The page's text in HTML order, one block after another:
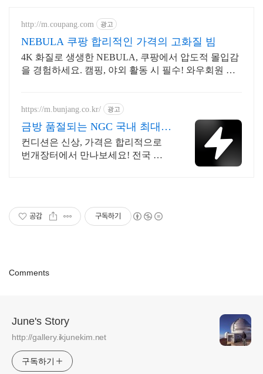
http://m.coupang.com 광고
NEBULA 쿠팡 합리적인 가격의 고화질 빔
4K 화질로 생생한 NEBULA, 쿠팡에서 압도적 몰입감
을 경험하세요. 캠핑, 야외 활동 시 필수! 와우회원 무
https://m.bunjang.co.kr/ 광고
금방 품절되는 NGC 국내 최대
브랜드 중고거래
컨디션은 신상, 가격은 합리적으로
번개장터에서 만나보세요! 전국 각
공감 구독하기
Comments
June's Story
http://gallery.ikjunekim.net
구독하기